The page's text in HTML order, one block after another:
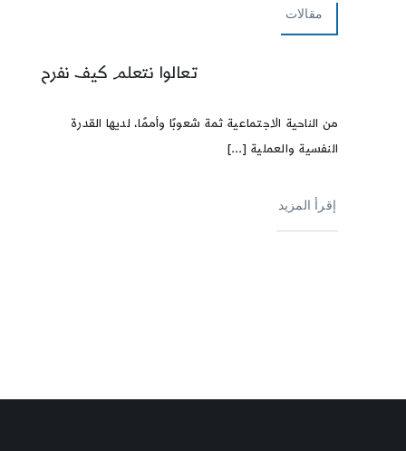
مقالات
تعالوا نتعلم كيف نفرح
من الناحية الاجتماعية ثمة شعوبًا وأممًا، لديها القدرة
النفسية والعملية [...]
إقرأ المزيد